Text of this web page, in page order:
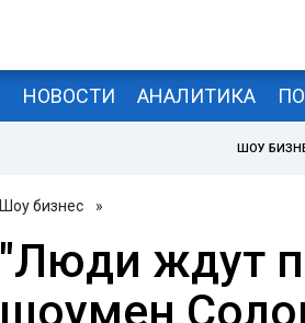
НОВОСТИ АНАЛИТИКА
ШОУ
Шоу бизнес »
"Люди ждут
шоумен